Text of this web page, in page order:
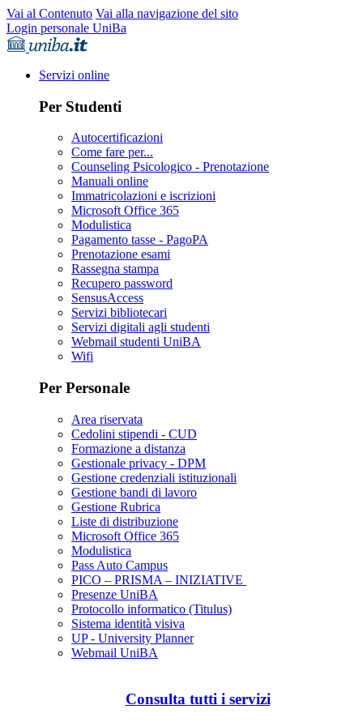
Vai al Contenuto Vai alla navigazione del sito
Login personale UniBa
Servizi online
Per Studenti
Autocertificazioni
Come fare per...
Counseling Psicologico - Prenotazione
Manuali online
Immatricolazioni e iscrizioni
Microsoft Office 365
Modulistica
Pagamento tasse - PagoPA
Prenotazione esami
Rassegna stampa
Recupero password
SensusAccess
Servizi bibliotecari
Servizi digitali agli studenti
Webmail studenti UniBA
Wifi
Per Personale
Area riservata
Cedolini stipendi - CUD
Formazione a distanza
Gestionale privacy - DPM
Gestione credenziali istituzionali
Gestione bandi di lavoro
Gestione Rubrica
Liste di distribuzione
Microsoft Office 365
Modulistica
Pass Auto Campus
PICO – PRISMA – INIZIATIVE
Presenze UniBA
Protocollo informatico (Titulus)
Sistema identità visiva
UP - University Planner
Webmail UniBA
Consulta tutti i servizi